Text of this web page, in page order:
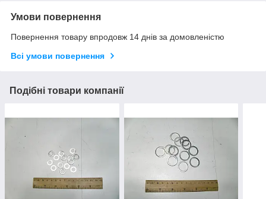
Умови повернення
Повернення товару впродовж 14 днів за домовленістю
Всі умови повернення
Подібні товари компанії